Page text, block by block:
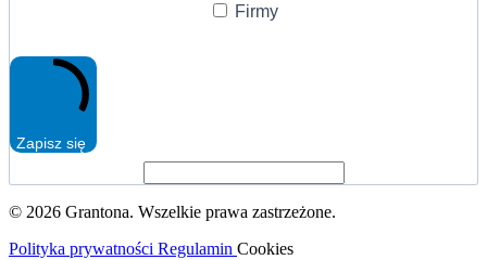
Firmy
Zapisz się
© 2026 Grantona. Wszelkie prawa zastrzeżone.
Polityka prywatności Regulamin Cookies